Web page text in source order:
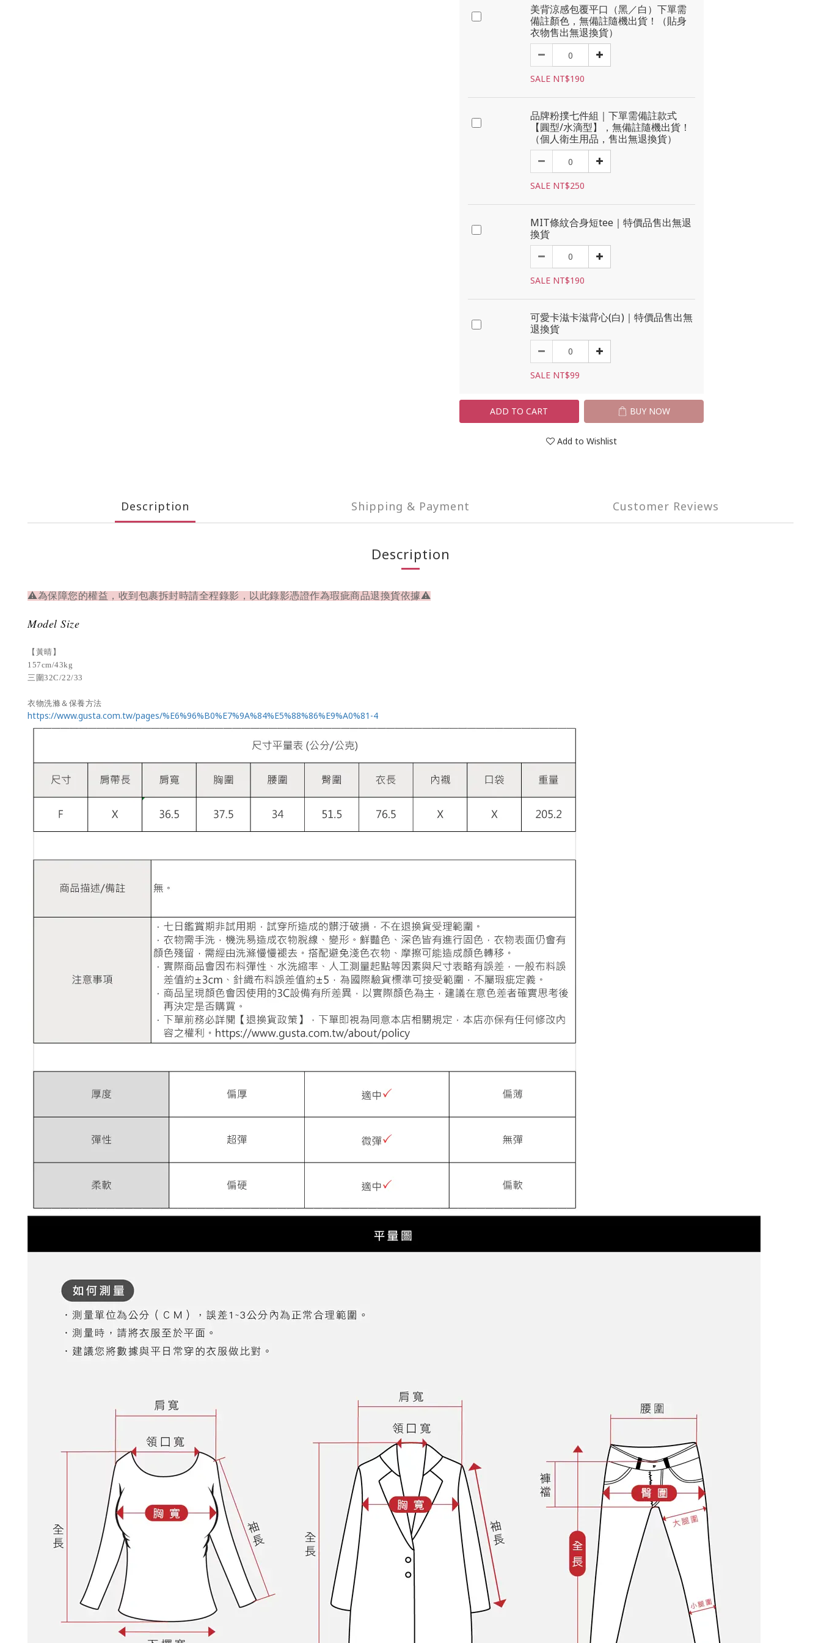
美背涼感包覆平口（黑／白）下單需
備註顏色，無備註隨機出貨！（貼身
衣物售出無退換貨）
SALE NT$190
品牌粉撲七件組｜下單需備註款式
【圓型/水滴型】，無備註隨機出貨！
（個人衛生用品，售出無退換貨）
SALE NT$250
MIT條紋合身短tee｜特價品售出無退
換貨
SALE NT$190
可愛卡滋卡滋背心(白)｜特價品售出無
退換貨
SALE NT$99
ADD TO CART BUY NOW
Add to Wishlist
Description Shipping & Payment Customer Reviews
Description
⚠為保障您的權益，收到包裹拆封時請全程錄影，以此錄影憑證作為瑕疵商品退換貨依據⚠
Model Size
【黃晴】
157cm/43kg
三圍32C/22/33
衣物洗滌＆保養方法
https://www.gusta.com.tw/pages/%E6%96%B0%E7%9A%84%E5%88%86%E9%A0%81-4